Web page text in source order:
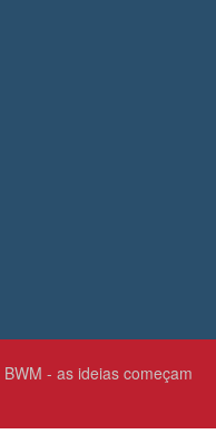
BWM - as ideias começam